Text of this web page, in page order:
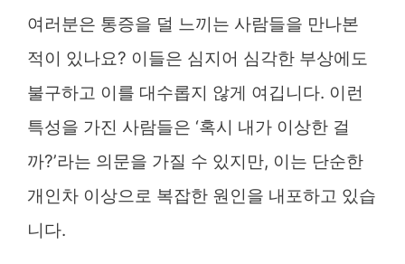
여러분은 통증을 덜 느끼는 사람들을 만나본
적이 있나요? 이들은 심지어 심각한 부상에도
불구하고 이를 대수롭지 않게 여깁니다. 이런
특성을 가진 사람들은 ‘혹시 내가 이상한 걸
까?’라는 의문을 가질 수 있지만, 이는 단순한
개인차 이상으로 복잡한 원인을 내포하고 있습
니다.